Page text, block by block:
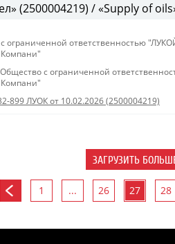
(2500004219) / «Supply of
ограниченной ответственностью
Компани"
Общество с ограниченной
Компани"
899 ЛУОК от 10.02.2026 (2500004219)
ЗАГРУЗИТЬ
1 ... 26 27 28